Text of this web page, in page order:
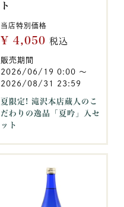
ト
当店特別価格
¥ 4,050 税込
販売期間
2026/06/19 0:00 〜
2026/08/31 23:59
夏限定! 滝沢本店蔵人のこ
だわりの逸品「夏吟」入セ
ット